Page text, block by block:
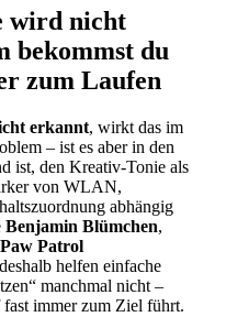
wird nicht
bekommst du
zum Laufen
erkannt, wirkt das im
– ist es aber in den
ist, den Kreativ-Tonie als
von WLAN,
abhängig
Benjamin Blümchen,
Paw Patrol
helfen einfache
manchmal nicht –
immer zum Ziel führt.